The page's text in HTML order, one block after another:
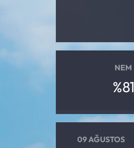
NEM
%81
09 AĞUSTOS